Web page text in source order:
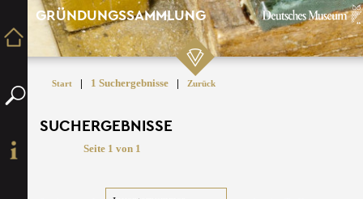
GRÜNDUNGSSAMMLUNG
Start | 1 Suchergebnisse | Zurück
SUCHERGEBNISSE
Seite 1 von 1